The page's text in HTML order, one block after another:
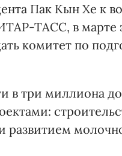
Пак Кын Хе к
ТАСС, в марте
комитет по
в три миллиона
развитием